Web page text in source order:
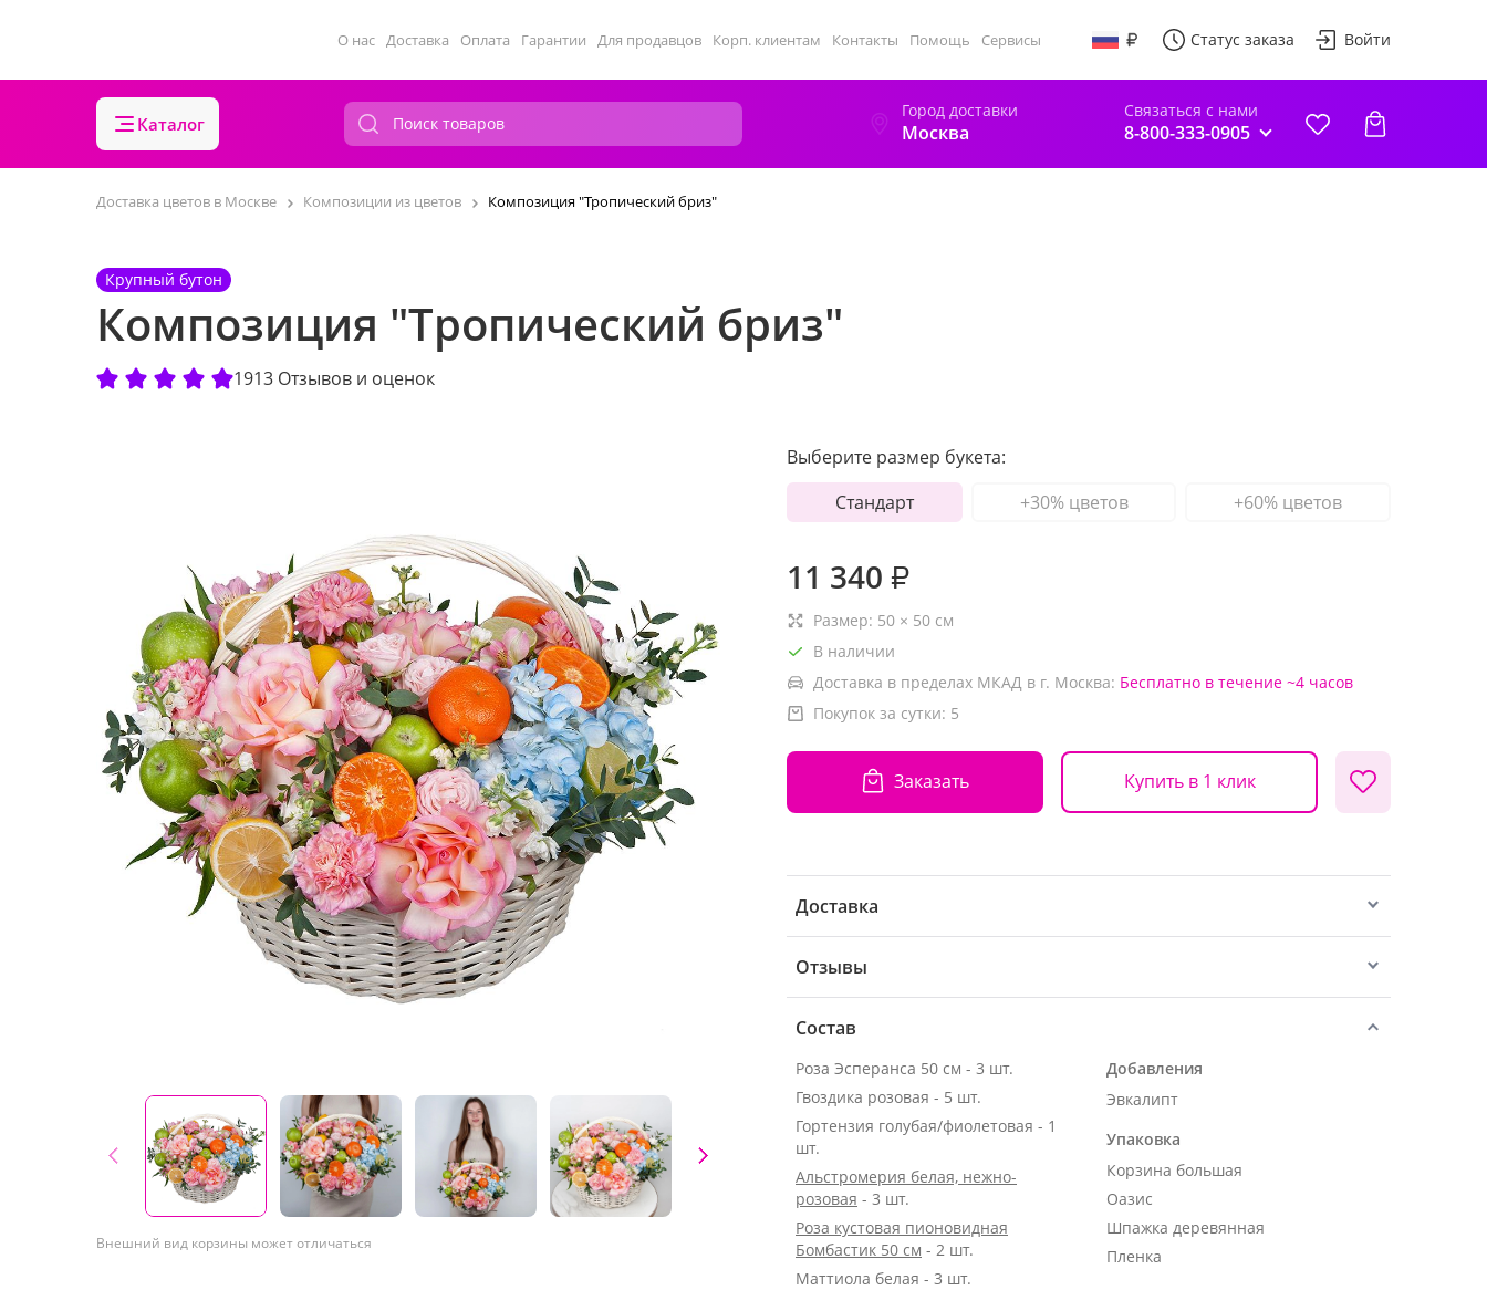
О нас Доставка Оплата Гарантии Для продавцов Корп. клиентам Контакты Помощь Сервисы Статус заказа Войти
Каталог
Город доставки
Москва
Связаться с нами
8-800-333-0905
Доставка цветов в Москве Композиции из цветов Композиция "Тропический бриз"
Крупный бутон
Композиция "Тропический бриз"
1913 Отзывов и оценок
Внешний вид корзины может отличаться
Выберите размер букета:
Стандарт
+30% цветов +60% цветов
11 340 ₽
Размер: 50 × 50 см
В наличии
Доставка в пределах МКАД в г. Москва: Бесплатно в течение ~4 часов
Покупок за сутки: 5
Заказать Купить в 1 клик
Доставка
Отзывы
Состав
Роза Эсперанса 50 см - 3 шт.
Гвоздика розовая - 5 шт.
Гортензия голубая/фиолетовая - 1
шт.
Альстромерия белая, нежно-
розовая - 3 шт.
Роза кустовая пионовидная
Бомбастик 50 см - 2 шт.
Маттиола белая - 3 шт.
Добавления
Эвкалипт
Упаковка
Корзина большая
Оазис
Шпажка деревянная
Пленка